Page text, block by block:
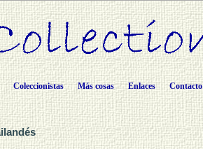
Coleccionistas Más cosas Enlaces Contacto